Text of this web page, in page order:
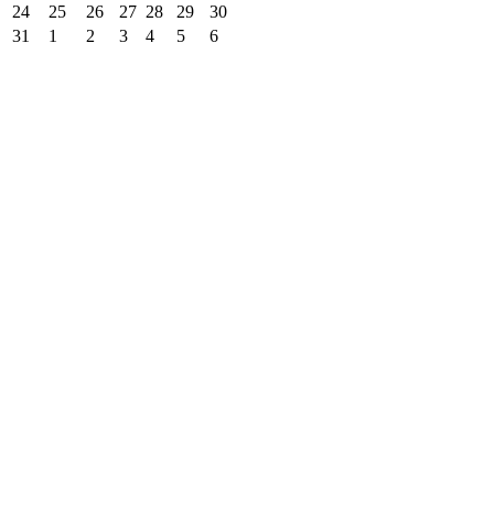
24
25 26 27 28 29
30
31
1 2 3 4 5 6